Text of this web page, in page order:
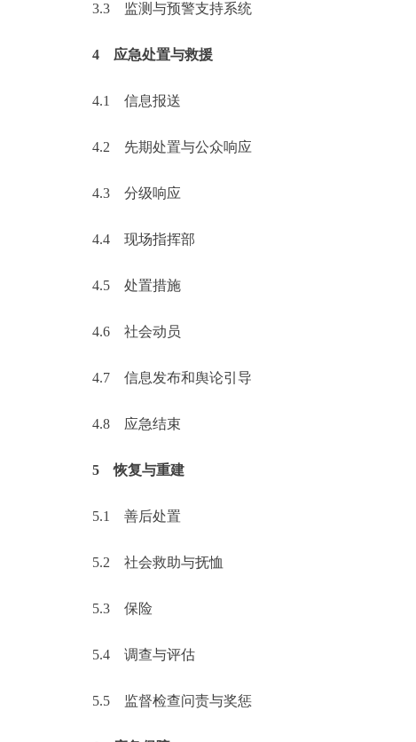
3.3 监测与预警支持系统
4 应急处置与救援
4.1 信息报送
4.2 先期处置与公众响应
4.3 分级响应
4.4 现场指挥部
4.5 处置措施
4.6 社会动员
4.7 信息发布和舆论引导
4.8 应急结束
5 恢复与重建
5.1 善后处置
5.2 社会救助与抚恤
5.3 保险
5.4 调查与评估
5.5 监督检查问责与奖惩